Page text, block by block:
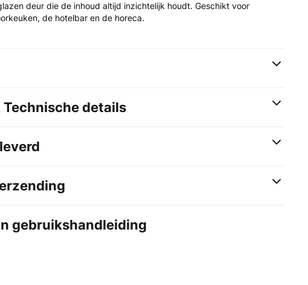
deur die de inhoud altijd inzichtelijk houdt. Geschikt voor
de hotelbar en de horeca.
details
gebruikshandleiding